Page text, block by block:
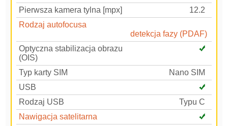
Pierwsza kamera tylna [mpx]
12.2
Rodzaj autofocusa
detekcja fazy (PDAF)
Optyczna stabilizacja obrazu
(OIS)
Typ karty SIM
Nano SIM
USB
Rodzaj USB
Typu C
Nawigacja satelitarna